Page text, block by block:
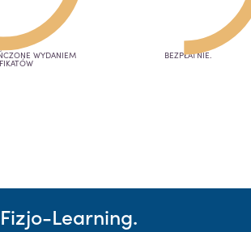
WYDANIEM BEZPŁATNIE.
Learning.